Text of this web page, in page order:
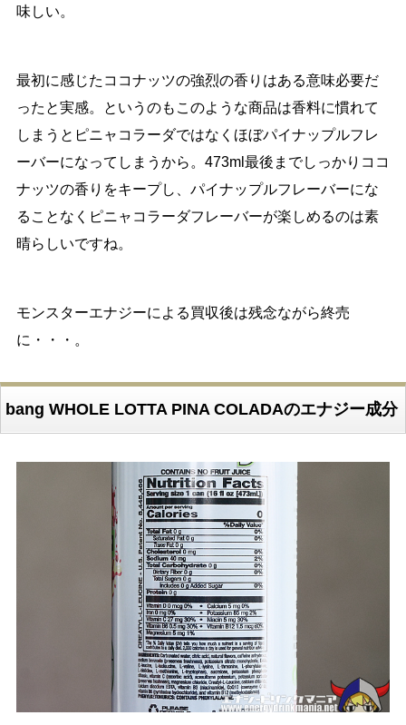
味しい。
最初に感じたココナッツの強烈の香りはある意味必要だ
ったと実感。というのもこのような商品は香料に慣れて
しまうとピニャコラーダではなくほぼパイナップルフレ
ーバーになってしまうから。473ml最後までしっかりココ
ナッツの香りをキープし、パイナップルフレーバーにな
ることなくピニャコラーダフレーバーが楽しめるのは素
晴らしいですね。
モンスターエナジーによる買収後は残念ながら終売
に・・・。
bang WHOLE LOTTA PINA COLADAのエナジー成分